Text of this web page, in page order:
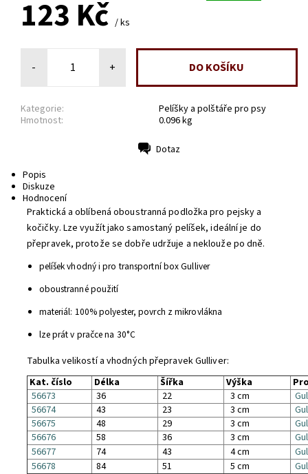
123 Kč / ks
- +
Kategorie:
Pelíšky a polštáře pro psy
Hmotnost:
0.096 kg
Dotaz
Popis
Diskuze
Hodnocení
Praktická a oblíbená oboustranná podložka pro pejsky a
kočičky. Lze využít jako samostaný pelíšek, ideální je do
přepravek, protože se dobře udržuje a neklouže po dně.
pelíšek vhodný i pro transportní box Gulliver
oboustranné použití
materiál: 100% polyester, povrch z mikrovlákna
lze prát v pračce na 30°C
Tabulka velikostí a vhodných přepravek Gulliver:
Kat. číslo
Délka Šířka Výška
56673
36 22 3 cm
56674
43 23 3 cm
56675
48 29 3 cm
56676
58 36 3 cm
56677
74 43 4 cm
56678
84 51 5 cm